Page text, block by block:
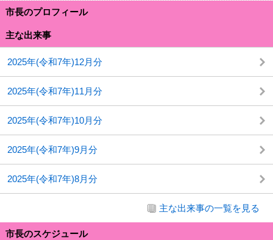
市長のプロフィール
主な出来事
2025年(令和7年)12月分
2025年(令和7年)11月分
2025年(令和7年)10月分
2025年(令和7年)9月分
2025年(令和7年)8月分
主な出来事の一覧を見る
市長のスケジュール